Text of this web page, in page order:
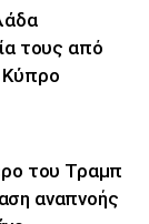
τους από
Κύπρο
του Τραμπ
αναπνοής